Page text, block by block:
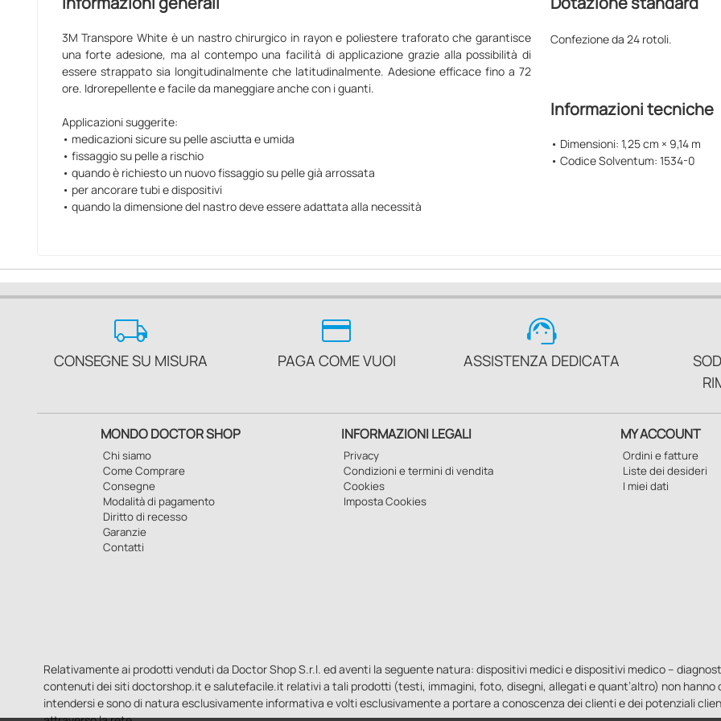
3M Transpore White è un nastro chirurgico in rayon e poliestere traforato che garantisce
una forte adesione, ma al contempo una facilità di applicazione grazie alla possibilità di
essere strappato sia longitudinalmente che latitudinalmente. Adesione efficace fino a 72
ore. Idrorepellente e facile da maneggiare anche con i guanti.
Applicazioni suggerite:
• medicazioni sicure su pelle asciutta e umida
• fissaggio su pelle a rischio
• quando è richiesto un nuovo fissaggio su pelle già arrossata
• per ancorare tubi e dispositivi
• quando la dimensione del nastro deve essere adattata alla necessità
Confezione da 24 rotoli.
Informazioni tecniche
• Dimensioni: 1,25 cm × 9,14 m
• Codice Solventum: 1534-0
local_shipping
CONSEGNE SU MISURA
credit_card
PAGA COME VUOI
support_agent
ASSISTENZA DEDICATA
MONDO DOCTOR SHOP
Chi siamo
Come Comprare
Consegne
Modalità di pagamento
Diritto di recesso
Garanzie
Contatti
INFORMAZIONI LEGALI
Privacy
Condizioni e termini di vendita
Cookies
Imposta Cookies
MY ACCOUNT
Ordini e fatture
Liste dei desideri
I miei dati
Relativamente ai prodotti venduti da Doctor Shop S.r.l. ed aventi la seguente natura: dispositivi medici e dispositivi medico –
contenuti dei siti doctorshop.it e salutefacile.it relativi a tali prodotti (testi, immagini, foto, disegni, allegati e quant’altro) non
intendersi e sono di natura esclusivamente informativa e volti esclusivamente a portare a conoscenza dei clienti e dei potenziali